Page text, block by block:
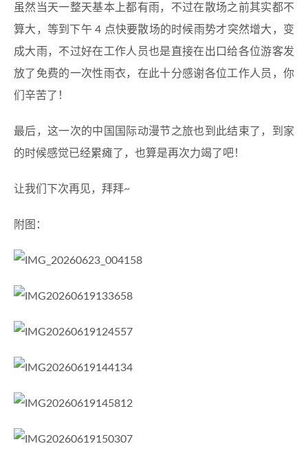
虽然当天一整天基本上都有雨，不过在散场之前其实都不
算大，等到下午 4 点快要散场的时候雨势才突然增大，变
成大雨，不过好在工作人员也是直接在出口给各位游客发
放了免费的一次性雨衣，在此十分感谢各位工作人员，你
们辛苦了！
最后，这一次的中国国际动漫节之旅也到此结束了，到家
的时候感觉已经累瘫了，也算是再次力竭了吧！
让我们下次再见，拜拜~
附图：